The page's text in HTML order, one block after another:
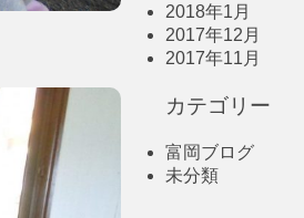
2018年1月
2017年12月
2017年11月
カテゴリー
富岡ブログ
未分類